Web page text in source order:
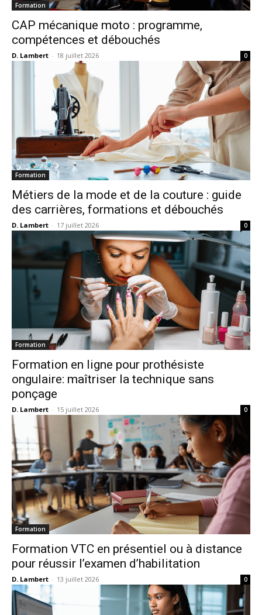
Formation
CAP mécanique moto : programme,
compétences et débouchés
D. Lambert - 18 juillet 2026 0
Formation
Métiers de la mode et de la couture : guide
des carrières, formations et débouchés
D. Lambert - 17 juillet 2026 0
Formation
Formation en ligne pour prothésiste
ongulaire: maîtriser la technique sans
ponçage
D. Lambert - 15 juillet 2026 0
Formation
Formation VTC en présentiel ou à distance
pour réussir l’examen d’habilitation
D. Lambert - 13 juillet 2026 0